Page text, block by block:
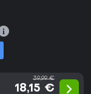
39,99 €
18,15 €